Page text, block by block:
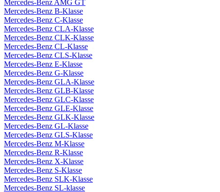
Mercedes-Benz AMG GT
Mercedes-Benz B-Klasse
Mercedes-Benz C-Klasse
Mercedes-Benz CLA-Klasse
Mercedes-Benz CLK-Klasse
Mercedes-Benz CL-Klasse
Mercedes-Benz CLS-Klasse
Mercedes-Benz E-Klasse
Mercedes-Benz G-Klasse
Mercedes-Benz GLA-Klasse
Mercedes-Benz GLB-Klasse
Mercedes-Benz GLC-Klasse
Mercedes-Benz GLE-Klasse
Mercedes-Benz GLK-Klasse
Mercedes-Benz GL-Klasse
Mercedes-Benz GLS-Klasse
Mercedes-Benz M-Klasse
Mercedes-Benz R-Klasse
Mercedes-Benz X-Klasse
Mercedes-Benz S-Klasse
Mercedes-Benz SLK-Klasse
Mercedes-Benz SL-klasse